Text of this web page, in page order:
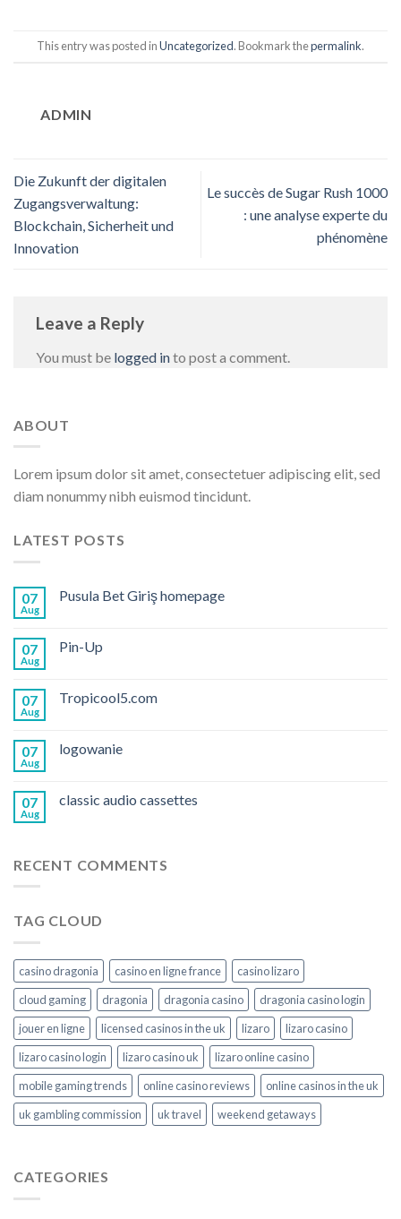
This entry was posted inUncategorized. Bookmark thepermalink.
ADMIN
Die Zukunft der digitalen
Zugangsverwaltung:
Blockchain, Sicherheit und
Innovation
Le succès de Sugar Rush 1000
: une analyse experte du
phénomène
Leave a Reply
You must be logged into post a comment.
ABOUT
Lorem ipsum dolor sit amet, consectetuer adipiscing elit, sed
diam nonummy nibh euismod tincidunt.
LATEST POSTS
07
Aug
Pusula Bet Giriş homepage
07
Aug
Pin-Up
07
Aug
Tropicool5.com
07
Aug
logowanie
07
Aug
classic audio cassettes
RECENT COMMENTS
TAG CLOUD
casino dragonia casino en ligne france
casino lizaro
cloud gaming
dragonia dragonia casino
dragonia casino login
jouer en ligne
licensed casinos in the uk lizaro
lizaro casino
lizaro casino login
lizaro casino uk
lizaro online casino
mobile gaming trends
online casino reviews
online casinos in the uk
uk gambling commission
uk travel weekend getaways
CATEGORIES